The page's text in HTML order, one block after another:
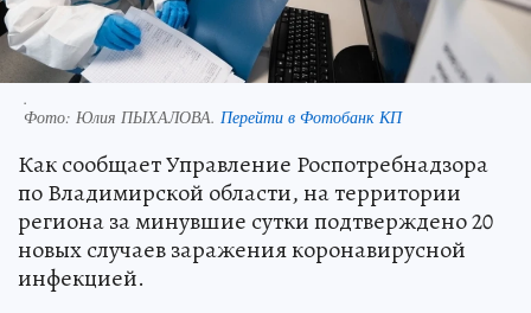
.
Фото: Юлия ПЫХАЛОВА. Перейти в Фотобанк КП
Как сообщает Управление Роспотребнадзора
по Владимирской области, на территории
региона за минувшие сутки подтверждено 20
новых случаев заражения коронавирусной
инфекцией.